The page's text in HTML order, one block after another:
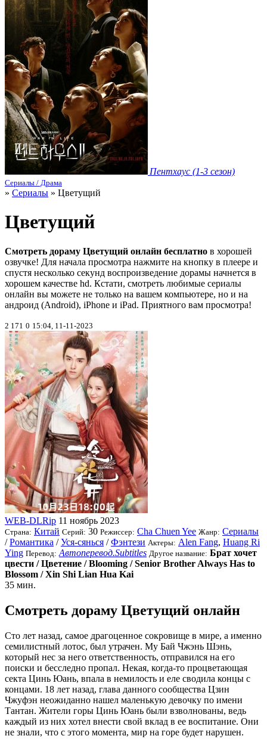
Пентхаус (1-3 сезон)
Сериалы / Драма
» Сериалы » Цветущий
Цветущий
Смотреть дораму Цветущий онлайн бесплатно в хорошей
озвучке! Для начала просмотра нажмите на кнопку в плеере и
спустя несколько секунд воспроизведение дорамы начнется в
хорошем качестве hd. Кстати, смотреть любимые сериалы
онлайн вы можете не только на вашем компьютере, но и на
андроид (Android), iPhone и iPad. Приятного вам просмотра!
2 171 0 15:04, 11-11-2023
WEB-DLRip 11 ноябрь 2023
Страна: Китай Серий: 30 Режиссер: Cha Chuen Yee Жанр: Сериалы
/Романтика /Уся-сянься /Фэнтези Актеры: Alen Fang, Huang Ri
Ying Перевод: Автоперевод.Subtitles Другое название: Брат хочет
цвести / Цветение / Blooming / Senior Brother Always Has to
Blossom / Xin Shi Lian Hua Kai
35 мин.
Смотреть дораму Цветущий онлайн
Сто лет назад, самое драгоценное сокровище в мире, а именно
семилистный лотос, был утрачен. Му Бай Чжэнь Шэнь,
который нес за него ответственность, отправился на его
поиски и бесследно пропал. Некая, когда-то процветающая
секта Цинь Юань, впала в немилость и еле сводила концы с
концами. 18 лет назад, глава данного сообщества Цзин
Чжуфэн неожиданно нашел маленькую девочку по имени
Тантан. Жители горы Цинь Юань были взволнованы, ведь
каждый из них хотел внести свой вклад в ее воспитание. Они
не знали, что с этого момента, мир на горе будет нарушен.